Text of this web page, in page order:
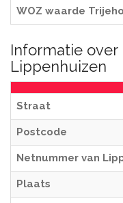
WOZ waarde
Informatie over
Lippenhuizen
Straat
Postcode
Netnummer van
Plaats